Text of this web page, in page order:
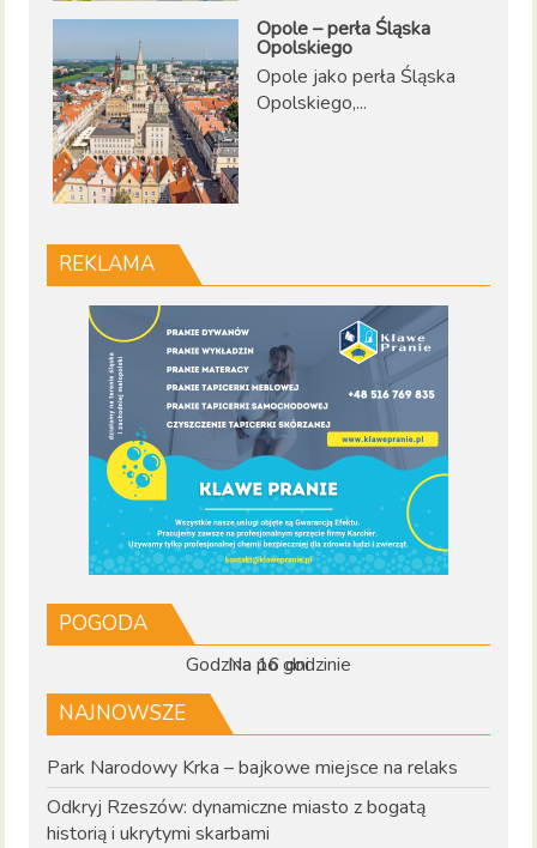
Opole – perła Śląska
Opolskiego
Opole jako perła Śląska
Opolskiego,...
REKLAMA
POGODA
Godzina po godzinie
Na 16 dni
NAJNOWSZE
Park Narodowy Krka – bajkowe miejsce na relaks
Odkryj Rzeszów: dynamiczne miasto z bogatą
historią i ukrytymi skarbami